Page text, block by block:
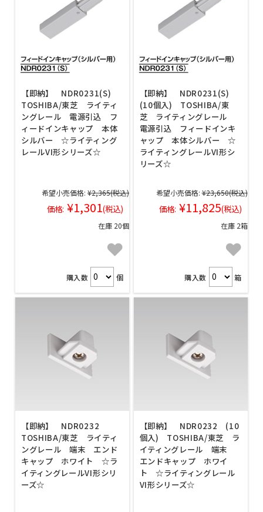
【即納】 NDR0231(S)
TOSHIBA/東芝 ライティ
ングレール 電源引込 フ
ィードインキャップ 本体
シルバー ☆ライティング
レールVI形シリーズ☆
希望小売価格: ¥2,365(税込)
価格: ¥1,301(税込)
在庫 20個
購入数 個
【即納】 NDR0231(S)
(10個入) TOSHIBA/東
芝 ライティングレール
電源引込 フィードインキ
ャップ 本体シルバー ☆
ライティングレールVI形シ
リーズ☆
希望小売価格: ¥23,650(税込)
価格: ¥11,825(税込)
在庫 2箱
購入数 箱
【即納】 NDR0232
TOSHIBA/東芝 ライティ
ングレール 端末 エンド
キャップ ホワイト ☆ラ
イティングレールVI形シリ
ーズ☆
【即納】 NDR0232 (10
個入) TOSHIBA/東芝 ラ
イティングレール 端末
エンドキャップ ホワイ
ト ☆ライティングレール
VI形シリーズ☆